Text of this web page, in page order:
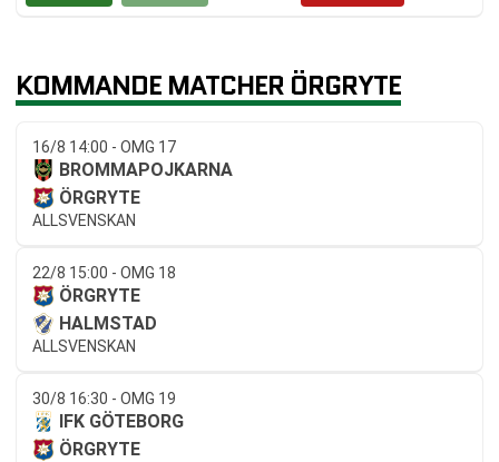
KOMMANDE MATCHER ÖRGRYTE
16/8 14:00 - OMG 17
BROMMAPOJKARNA
ÖRGRYTE
ALLSVENSKAN
22/8 15:00 - OMG 18
ÖRGRYTE
HALMSTAD
ALLSVENSKAN
30/8 16:30 - OMG 19
IFK GÖTEBORG
ÖRGRYTE